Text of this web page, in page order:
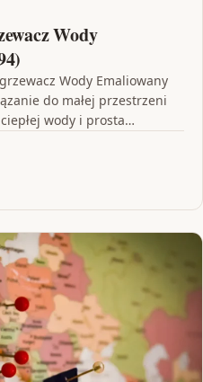
Wody
Wody Emaliowany
do małej przestrzeni
wody i prosta…